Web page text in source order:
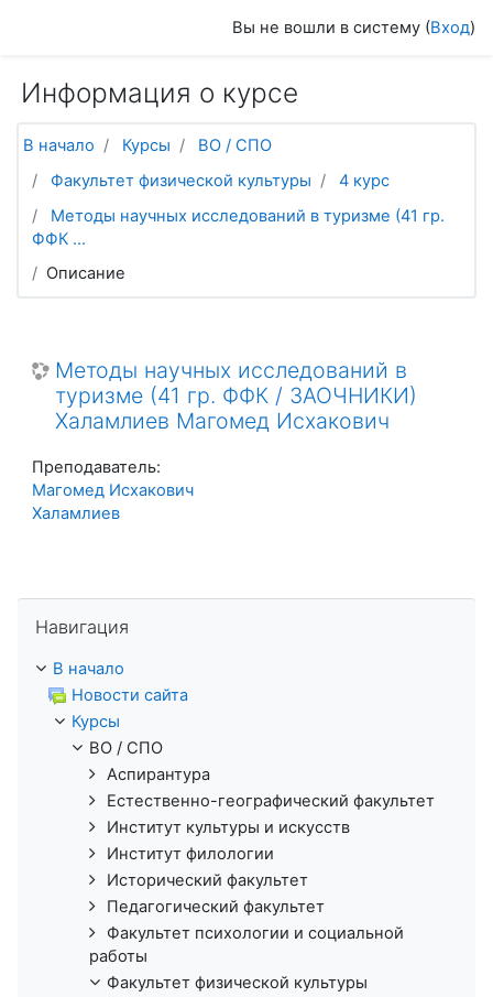
Вы не вошли в систему (Вход)
Информация о курсе
В начало Курсы
ВО / СПО
Факультет физической культуры
4 курс
Методы научных исследований в туризме (41 гр.
ФФК ...
Описание
Методы научных исследований в
туризме (41 гр. ФФК / ЗАОЧНИКИ)
Халамлиев Магомед Исхакович
Преподаватель:
Магомед Исхакович
Халамлиев
Навигация
В начало
Новости сайта
Курсы
ВО / СПО
Аспирантура
Естественно-географический факультет
Институт культуры и искусств
Институт филологии
Исторический факультет
Педагогический факультет
Факультет психологии и социальной
работы
Факультет физической культуры